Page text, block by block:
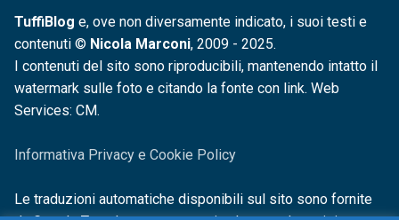
TuffiBlog e, ove non diversamente indicato, i suoi testi e
contenuti © Nicola Marconi, 2009 - 2025.
I contenuti del sito sono riproducibili, mantenendo intatto il
watermark sulle foto e citando la fonte con link. Web
Services: CM.
Informativa Privacy e Cookie Policy
Le traduzioni automatiche disponibili sul sito sono fornite